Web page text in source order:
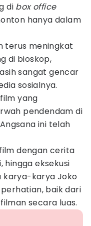
di box office
hanya dalam
terus meningkat
di bioskop,
sangat gencar
sosialnya.
yang
pendendam di
ini telah
dengan cerita
hingga eksekusi
karya-karya Joko
baik dari
secara luas.